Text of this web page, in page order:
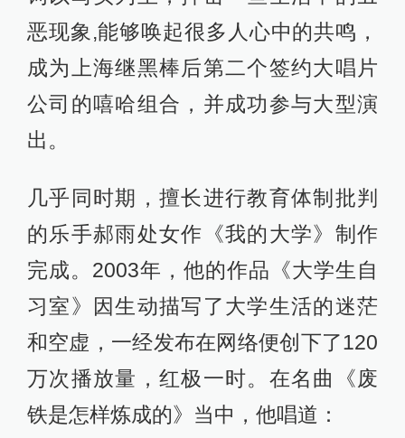
恶现象,能够唤起很多人心中的共鸣，
成为上海继黑棒后第二个签约大唱片
公司的嘻哈组合，并成功参与大型演
出。
几乎同时期，擅长进行教育体制批判
的乐手郝雨处女作《我的大学》制作
完成。2003年，他的作品《大学生自
习室》因生动描写了大学生活的迷茫
和空虚，一经发布在网络便创下了120
万次播放量，红极一时。在名曲《废
铁是怎样炼成的》当中，他唱道：